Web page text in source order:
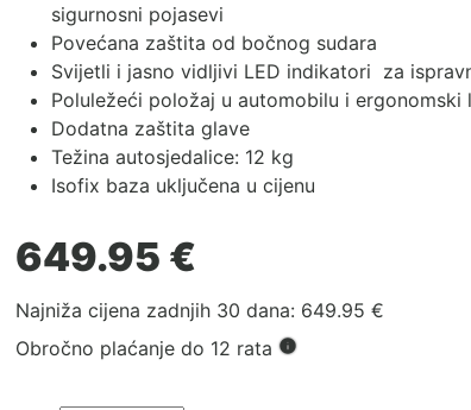
sigurnosni pojasevi
Povećana zaštita od bočnog sudara
Svijetli i jasno vidljivi LED indikatori za
Poluležeći položaj u automobilu i
Dodatna zaštita glave
Težina autosjedalice: 12 kg
Isofix baza uključena u cijenu
649.95 €
Najniža cijena zadnjih 30 dana: 649.95 €
Obročno plaćanje do 12 rata